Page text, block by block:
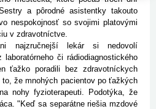
a pôrodné asistentky takouto
nespokojnosť so svojimi platovými
v zdravotníctve.
najzručnejší lekár si nedovolí
či rádiodiagnostického
ťažko poradili bez zdravotníckych
že mnohých pacientov po ťažkých
nohy fyzioterapeuti. Podotýka, že
"Keď sa separátne riešia mzdové